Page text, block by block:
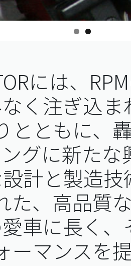
には、
く注ぎ込ま
とともに、
グに新た
計と製造技
た、高品質
車に長く、
ーマンスを